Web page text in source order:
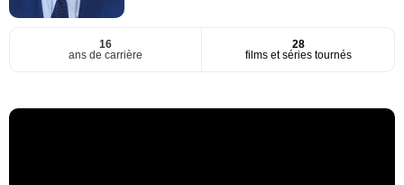
16
ans de carrière
28
films et séries tournés